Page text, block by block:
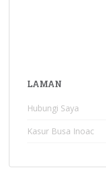
LAMAN
Hubungi Saya
Kasur Busa Inoac